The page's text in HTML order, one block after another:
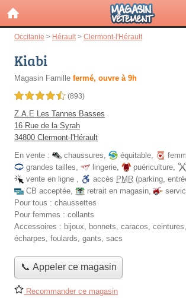
Occitanie > Hérault > Clermont-l'Hérault
Kiabi
Magasin Famille fermé, ouvre à 9h
4,5 étoiles sur 5 (893)
Z.A.E Les Tannes Basses
16 Rue de la Syrah
34800 Clermont-l'Hérault
En vente :
chaussures, équitable,
grandes tailles, lingerie, puériculture,
vente en ligne , accès PMR (parking,
CB acceptée, retrait en magasin,
Pour tous : chaussettes
Pour femmes : collants
Accessoires : bijoux, bonnets, caracos,
écharpes, foulards, gants, sacs
📞 Appeler ce magasin
Recommander ce magasin